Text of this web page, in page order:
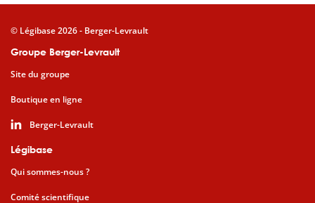
Groupe Berger-Levrault
Site du groupe
Boutique en ligne
Berger-Levrault
Légibase
Qui sommes-nous ?
Comité scientifique
© Légibase 2026 - Berger-Levrault